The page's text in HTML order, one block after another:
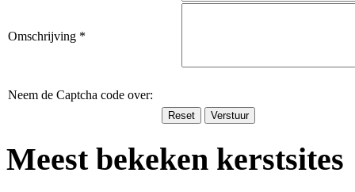
Omschrijving *
Neem de Captcha code over:
Meest bekeken kerstsites